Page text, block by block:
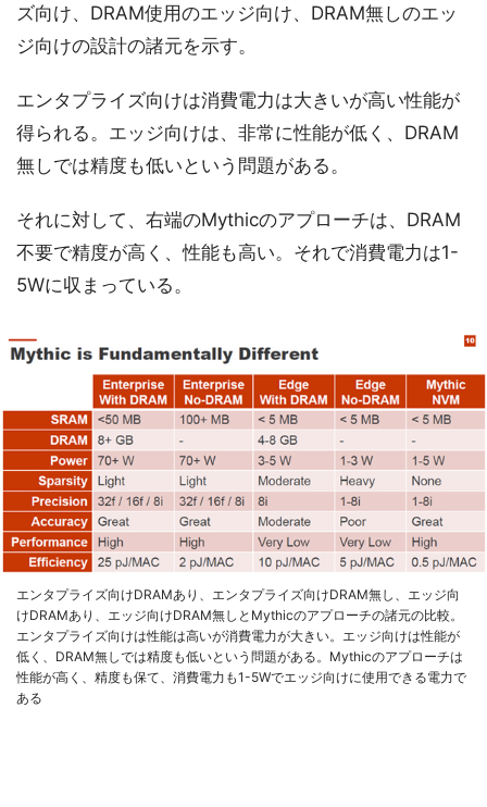
ズ向け、DRAM使用のエッジ向け、DRAM無しのエッ
ジ向けの設計の諸元を示す。
エンタプライズ向けは消費電力は大きいが高い性能が
得られる。エッジ向けは、非常に性能が低く、DRAM
無しでは精度も低いという問題がある。
それに対して、右端のMythicのアプローチは、DRAM
不要で精度が高く、性能も高い。それで消費電力は1-
5Wに収まっている。
エンタプライズ向けDRAMあり、エンタプライズ向けDRAM無し、エッジ向
けDRAMあり、エッジ向けDRAM無しとMythicのアプローチの諸元の比較。
エンタプライズ向けは性能は高いが消費電力が大きい。エッジ向けは性能が
低く、DRAM無しでは精度も低いという問題がある。Mythicのアプローチは
性能が高く、精度も保て、消費電力も1-5Wでエッジ向けに使用できる電力で
ある